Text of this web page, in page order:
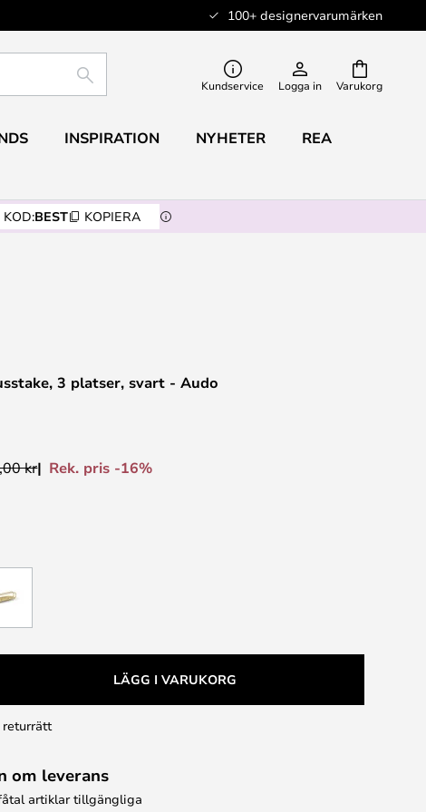
100+ designervarumärken
Varukorg
SÖK Kundservice Logga in
INSPIRATION NYHETER REA
KOD:BEST KOPIERA
3 platser, svart - Audo
kr Rek. pris -16%
LÄGG I VARUKORG
returrätt
om leverans
artiklar tillgängliga